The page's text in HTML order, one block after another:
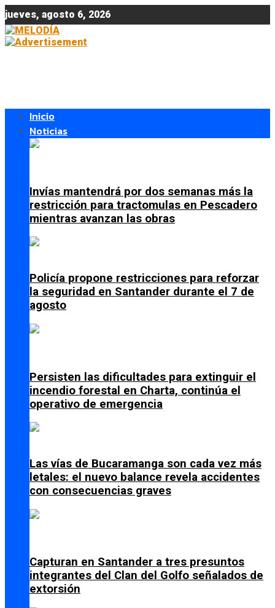
jueves, agosto 6, 2026
Inicio
Noticias
Invías mantendrá por dos semanas más la
restricción para tractomulas en Pescadero
mientras avanzan las obras
Policía propone restricciones para reforzar
la seguridad en Santander durante el 7 de
agosto
Persisten las dificultades para extinguir el
incendio forestal en Charta, continúa el
operativo de emergencia
Las vías de Bucaramanga son cada vez más
letales: el nuevo balance revela accidentes
con consecuencias graves
Capturan en Santander a tres presuntos
integrantes del Clan del Golfo señalados de
extorsión